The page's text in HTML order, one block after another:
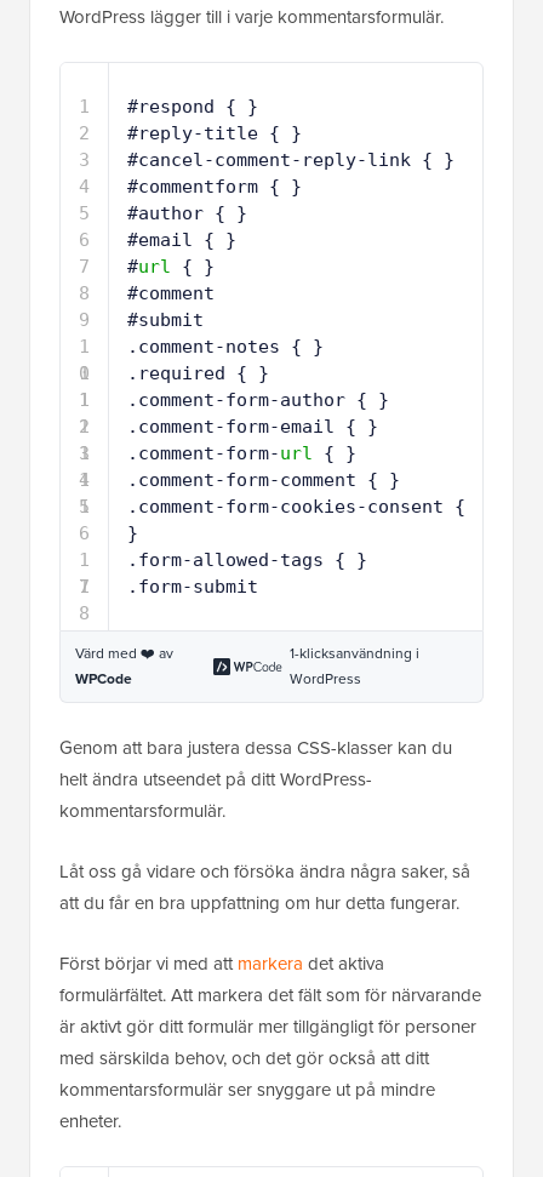
WordPress lägger till i varje kommentarsformulär.
1
2
3
4
5
6
7
8
9
1
0
1
1
1
2
1
3
1
4
1
5
1
6
1
7
1
8
#respond { }
#reply-title { }
#cancel-comment-reply-link { }
#commentform { }
#author { }
#email { }
#url
{ }
#comment
#submit
.comment-notes { }
.required { }
.comment-form-author { }
.comment-form-email { }
.comment-form-url
{ }
.comment-form-comment { }
.comment-form-cookies-consent {
}
.form-allowed-tags { }
.form-submit
Värd med ❤️ av
WPCode
1-klicksanvändning i
WordPress
Genom att bara justera dessa CSS-klasser kan du
helt ändra utseendet på ditt WordPress-
kommentarsformulär.
Låt oss gå vidare och försöka ändra några saker, så
att du får en bra uppfattning om hur detta fungerar.
Först börjar vi med attmarkera det aktiva
formulärfältet. Att markera det fält som för närvarande
är aktivt gör ditt formulär mer tillgängligt för personer
med särskilda behov, och det gör också att ditt
kommentarsformulär ser snyggare ut på mindre
enheter.